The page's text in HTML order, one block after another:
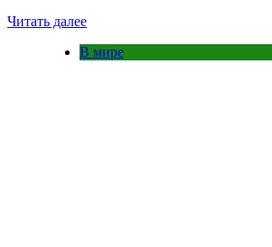
Читать далее
В мире